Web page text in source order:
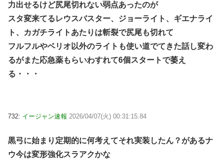
力出せるけど尻尾切れない弱点あったのが
スタ変来てるレウスバスター、ジョーライト、ギエナライ
ト、カガチライトあたりは斬裂で尻尾も切れて
フルフルやベリオ以外のライトも使い道でてきた話し変わ
るがまた応急薬もらいわすれて6個スタートで萎え
る・・・
732: イージャン速報 2026/04/07(火) 00:31:15.84
黒弓に始まり定期的に何考えてそれ実装したん？があるナ
ウ今は変形強化スラアクかな